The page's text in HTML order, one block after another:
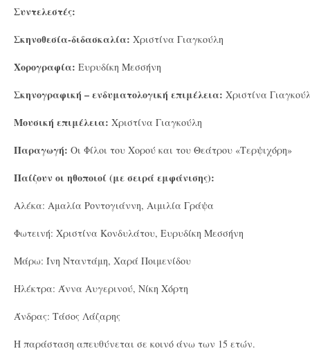
Συντελεστές:
Σκηνοθεσία-διδασκαλία: Χριστίνα Γιαγκούλη
Χορογραφία: Ευρυδίκη Μεσσήνη
Σκηνογραφική – ενδυματολογική επιμέλεια: Χριστίνα
Μουσική επιμέλεια: Χριστίνα Γιαγκούλη
Παραγωγή: Οι Φίλοι του Χορού και του Θεάτρου «Τερψιχόρη»
Παίζουν οι ηθοποιοί (με σειρά εμφάνισης):
Αλέκα: Αμαλία Ροντογιάννη, Αιμιλία Γράψα
Φωτεινή: Χριστίνα Κονδυλάτου, Ευρυδίκη Μεσσήνη
Mάρω: Ίνη Νταντάμη, Χαρά Ποιμενίδου
Ηλέκτρα: Άννα Αυγερινού, Nίκη Xόρτη
Άνδρας: Τάσος Λάζαρης
Η παράσταση απευθύνεται σε κοινό άνω των 15 ετών.